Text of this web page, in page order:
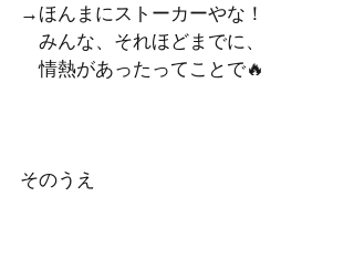
→ほんまにストーカーやな！
みんな、それほどまでに、
情熱があったってことで🔥
そのうえ